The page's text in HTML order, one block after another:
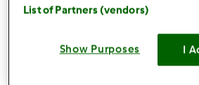
kilka listkòw miety
Lista
List of Partners (vendors)
Show Purposes I